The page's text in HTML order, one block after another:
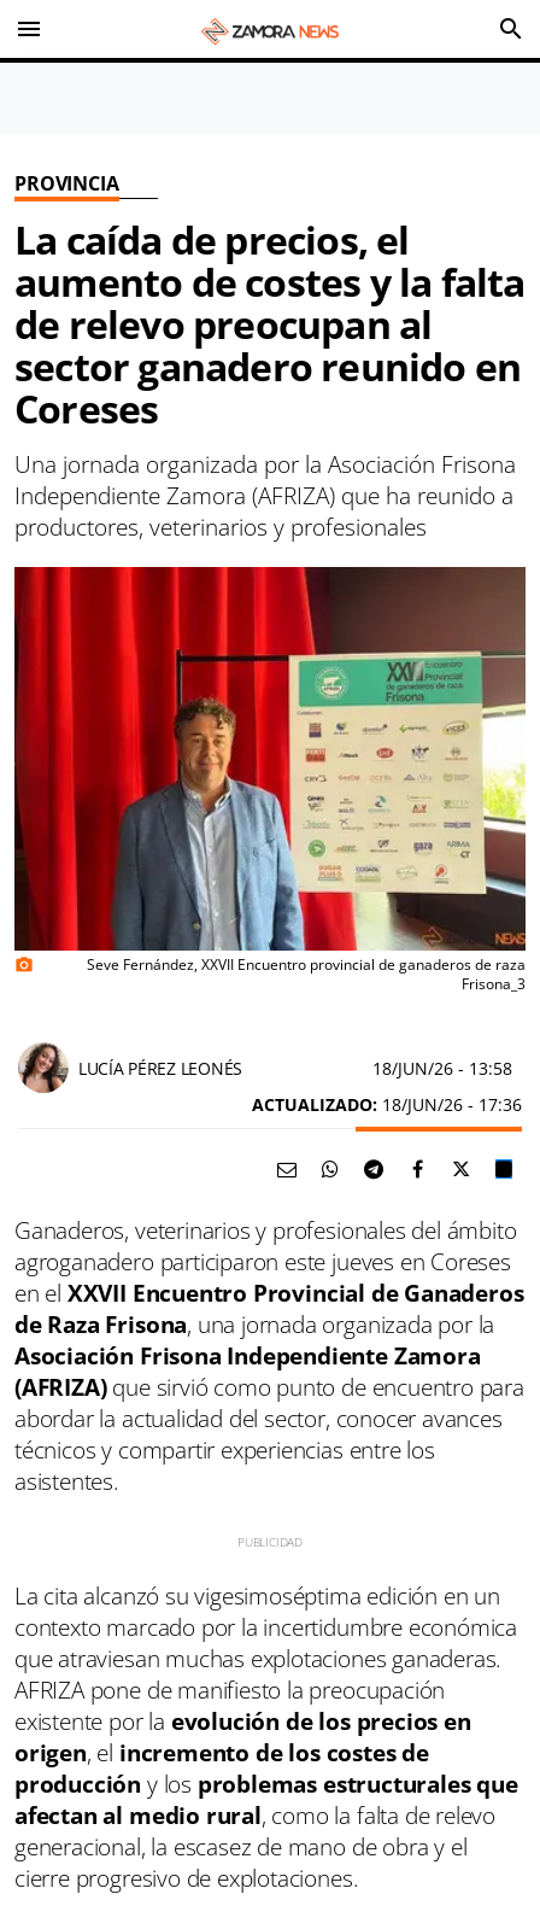
menu search
PROVINCIA
La caída de precios, el
aumento de costes y la falta
de relevo preocupan al
sector ganadero reunido en
Coreses
Una jornada organizada por la Asociación Frisona
Independiente Zamora (AFRIZA) que ha reunido a
productores, veterinarios y profesionales
photo_camera
Seve Fernández, XXVII Encuentro provincial de ganaderos de raza
Frisona_3
LUCÍA PÉREZ LEONÉS 18/JUN/26 - 13:58
ACTUALIZADO: 18/JUN/26 - 17:36
Ganaderos, veterinarios y profesionales del ámbito
agroganadero participaron este jueves en Coreses
en el XXVII Encuentro Provincial de Ganaderos
de Raza Frisona, una jornada organizada por la
Asociación Frisona Independiente Zamora
(AFRIZA)que sirvió como punto de encuentro para
abordar la actualidad del sector, conocer avances
técnicos y compartir experiencias entre los
asistentes.
La cita alcanzó su vigesimoséptima edición en un
contexto marcado por la incertidumbre económica
que atraviesan muchas explotaciones ganaderas.
AFRIZA pone de manifiesto la preocupación
existente por la evolución de los precios en
origen, el incremento de los costes de
producción y los problemas estructurales que
afectan al medio rural, como la falta de relevo
generacional, la escasez de mano de obra y el
cierre progresivo de explotaciones.